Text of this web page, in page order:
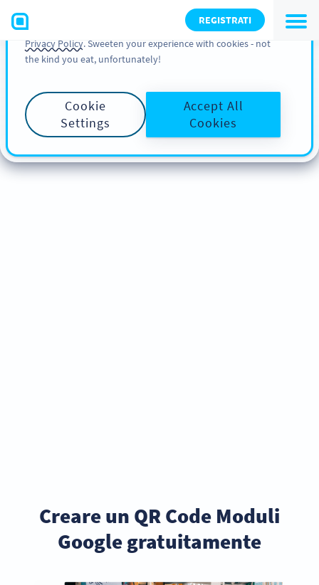
REGISTRATI
Creare un QR Code Moduli
Google gratuitamente
You can also find more information about cookies, our
analytic activities and your rights in ourCookie Policyand
Privacy Policy. Sweeten your experience with cookies - not
the kind you eat, unfortunately!
Cookie
Settings
Accept All
Cookies